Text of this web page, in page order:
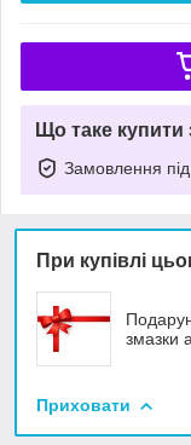
Що таке
Замовлення
При купівлі
змазки
Приховати